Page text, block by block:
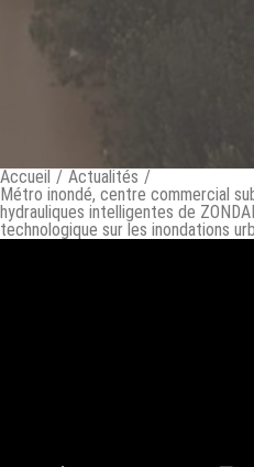
Accueil / Actualités /
Métro inondé, centre commercial
hydrauliques intelligentes de
technologique sur les inondations